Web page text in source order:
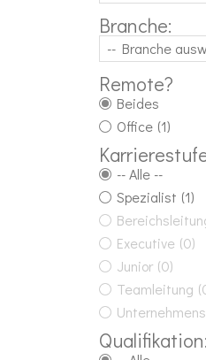
Branche:
-- Branche
Remote?
Beides
Office (1)
-- Alle --
Spezialist (1)
Executive (0)
Junior (0)
Teamleitung
Qualifikation: